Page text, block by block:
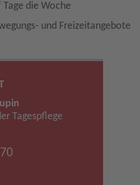
die Woche
und Freizeitangebote
Tagespflege